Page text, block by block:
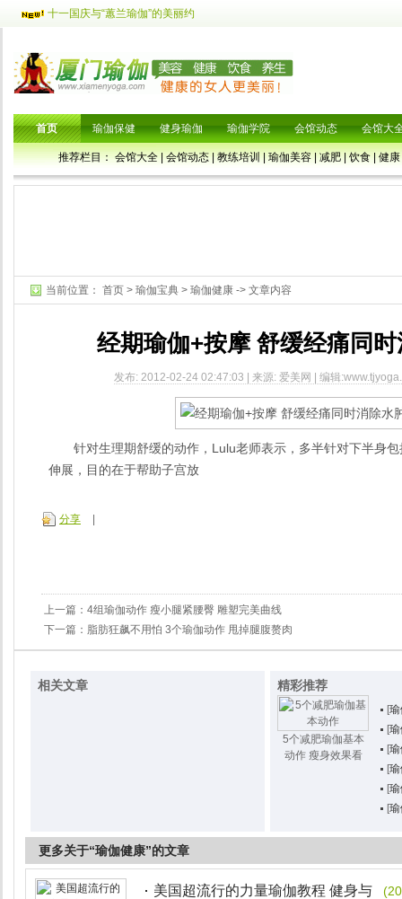
十一国庆与“蕙兰瑜伽”的美丽约
首页
推荐栏目：会馆大全|会馆动态|教练培训|瑜伽美容|减肥|饮食|健康
瑜伽保健 健身瑜伽 瑜伽学院 会馆动态 会馆大
当前位置： 首页 > 瑜伽宝典 > 瑜伽健康 -> 文章内容
经期瑜伽+按摩 舒缓经痛同
发布: 2012-02-24 02:47:03 | 来源: 爱美网 | 编辑
针对生理期舒缓的动作，Lulu老师表示，多半针对下半身包
伸展，目的在于帮助子宫放
分享
上一篇： 4组瑜伽动作 瘦小腿紧腰臀 雕塑完美曲线
下一篇： 脂肪狂飙不用怕 3个瑜伽动作 甩掉腿腹赘肉
相关文章 精彩推荐
5个减肥瑜伽基本
动作 瘦身效果看
[
[
[
[
[
[
更多关于“瑜伽健康”的文章
美国超流行的力量瑜伽教程 健身与